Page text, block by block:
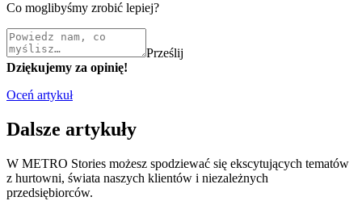
Co moglibyśmy zrobić lepiej?
Prześlij
Dziękujemy za opinię!
Oceń artykuł
Dalsze artykuły
W METRO Stories możesz spodziewać się ekscytujących tematów
z hurtowni, świata naszych klientów i niezależnych
przedsiębiorców.